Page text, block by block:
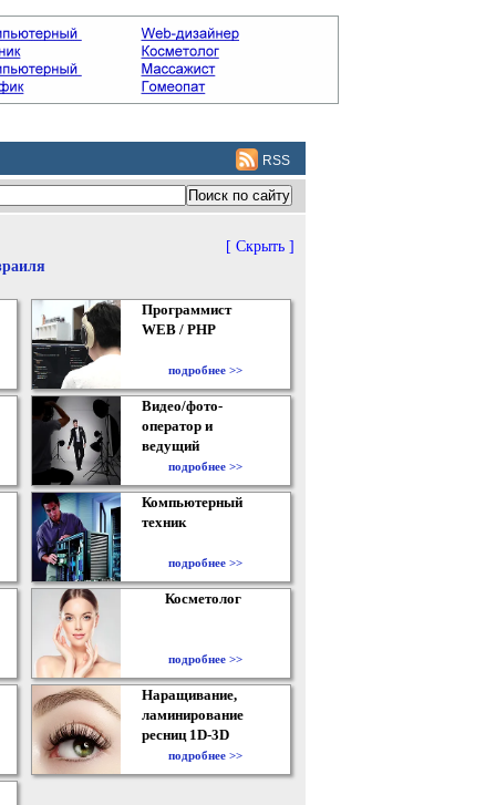
RSS
[ Скрыть ]
Программист
WEB / PHP
подробнее >>
Видео/фото-
оператор и
ведущий
подробнее >>
Компьютерный
техник
подробнее >>
Косметолог
подробнее >>
Наращивание,
ламинирование
ресниц 1D-3D
подробнее >>